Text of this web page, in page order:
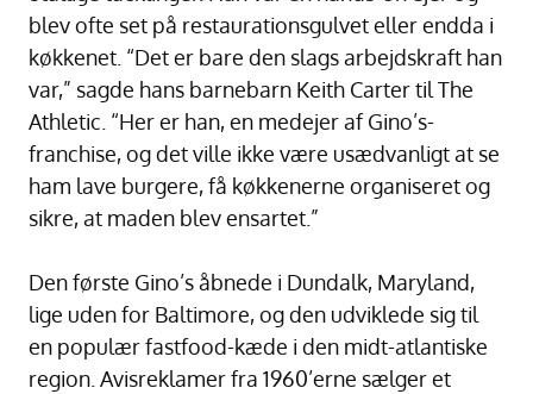
blev ofte set på restaurationsgulvet eller endda i
køkkenet. “Det er bare den slags arbejdskraft han
var,” sagde hans barnebarn Keith Carter til The
Athletic. “Her er han, en medejer af Gino’s-
franchise, og det ville ikke være usædvanligt at se
ham lave burgere, få køkkenerne organiseret og
sikre, at maden blev ensartet.”
Den første Gino’s åbnede i Dundalk, Maryland,
lige uden for Baltimore, og den udviklede sig til
en populær fastfood-kæde i den midt-atlantiske
region. Avisreklamer fra 1960’erne sælger et